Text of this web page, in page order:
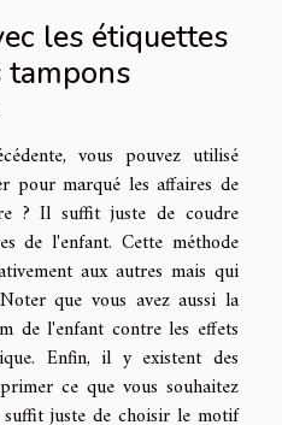
les étiquettes
tampons
vous pouvez utilisé
pour marqué les affaires de
? Il suffit juste de coudre
de l'enfant. Cette méthode
aux autres mais qui
que vous avez aussi la
de l'enfant contre les effets
Enfin, il y existent des
ce que vous souhaitez
juste de choisir le motif